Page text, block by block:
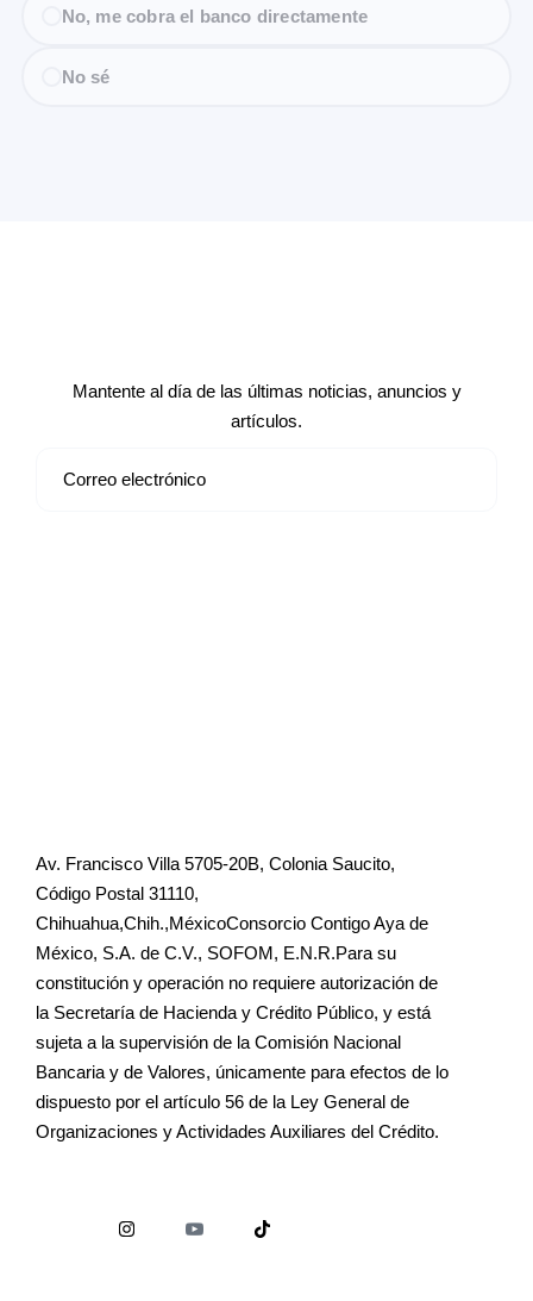
No, me cobra el banco directamente
No sé
Mantente al día de las últimas noticias, anuncios y
artículos.
Av. Francisco Villa 5705-20B, Colonia Saucito,
Código Postal 31110,
Chihuahua,Chih.,MéxicoConsorcio Contigo Aya de
México, S.A. de C.V., SOFOM, E.N.R.Para su
constitución y operación no requiere autorización de
la Secretaría de Hacienda y Crédito Público, y está
sujeta a la supervisión de la Comisión Nacional
Bancaria y de Valores, únicamente para efectos de lo
dispuesto por el artículo 56 de la Ley General de
Organizaciones y Actividades Auxiliares del Crédito.